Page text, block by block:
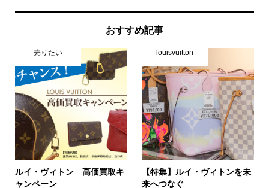
おすすめ記事
売りたい
ルイ・ヴィトン 高価買取キ
ャンペーン
louisvuitton
【特集】ルイ・ヴィトンを未
来へつなぐ